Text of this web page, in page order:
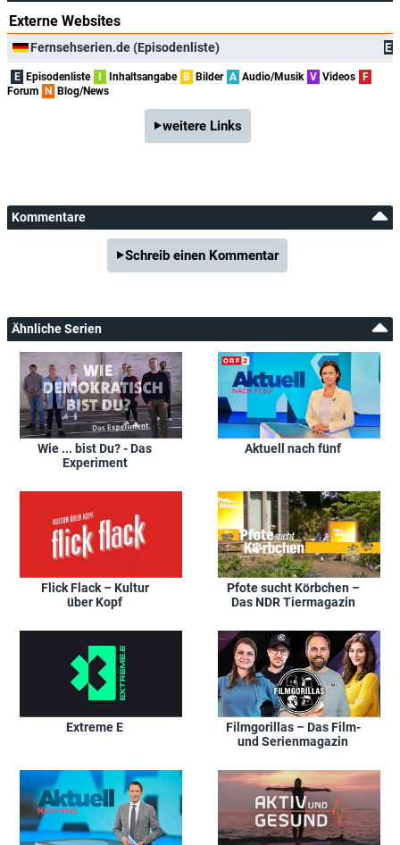
Externe Websites
Fernsehserien.de (Episodenliste) E
E Episodenliste I Inhaltsangabe B Bilder A Audio/Musik V Videos F
Forum N Blog/News
weitere Links
Kommentare
Schreib einen Kommentar
Ähnliche Serien
Wie ... bist Du? - Das
Experiment
Aktuell nach fünf
Flick Flack – Kultur
über Kopf
Pfote sucht Körbchen –
Das NDR Tiermagazin
Extreme E
Filmgorillas – Das Film-
und Serienmagazin